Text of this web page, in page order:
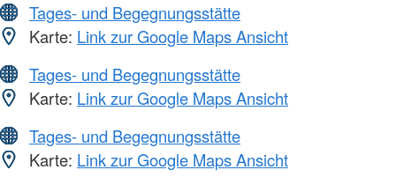
Tages- und Begegnungsstätte
Karte: Link zur Google Maps Ansicht
Tages- und Begegnungsstätte
Karte: Link zur Google Maps Ansicht
Tages- und Begegnungsstätte
Karte: Link zur Google Maps Ansicht